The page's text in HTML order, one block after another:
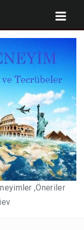
ÖNERILERI
DÜZENLEMESI))
PCR
KIEV DE
3
,Öneriler